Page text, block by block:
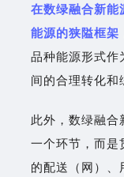
在数绿融合新能
能源的狭隘框架
品种能源形式作
间的合理转化和
此外，数绿融合
一个环节，而是
的配送（网）、